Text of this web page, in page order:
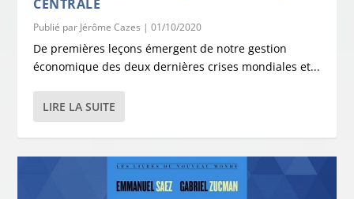
CENTRALE
Publié par Jérôme Cazes |01/10/2020
De premières leçons émergent de notre gestion
économique des deux dernières crises mondiales et...
LIRE LA SUITE